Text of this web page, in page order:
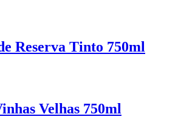
Reserva Tinto 750ml
Velhas 750ml